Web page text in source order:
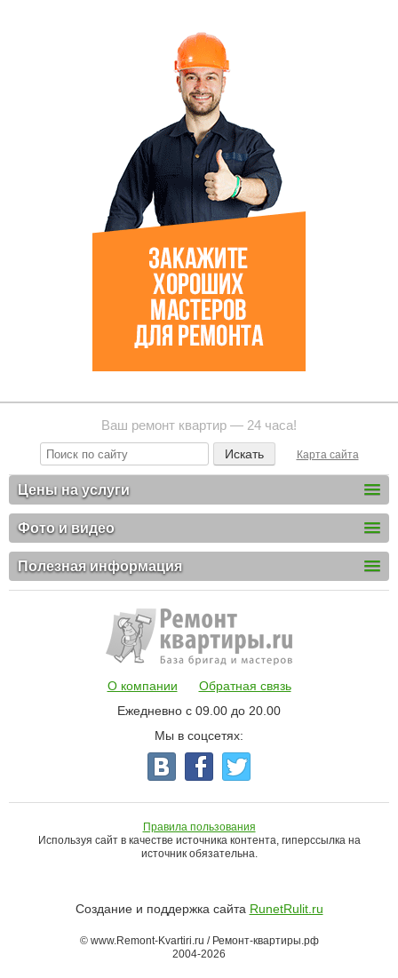
Ваш ремонт квартир — 24 часа!
Карта сайта
Цены на услуги
Фото и видео
Полезная информация
О компании
Обратная связь
Ежедневно с 09.00 до 20.00
Мы в соцсетях:
Правила пользования
Используя сайт в качестве источника контента, гиперссылка на
источник обязательна.
Создание и поддержка сайта RunetRulit.ru
© www.Remont-Kvartiri.ru / Ремонт-квартиры.рф
2004-2026